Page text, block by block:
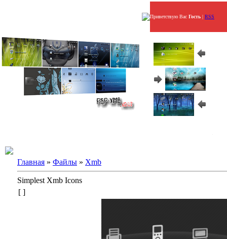
Приветствую Вас Гость | RSS
Главная » Файлы » Xmb
Simplest Xmb Icons
[ ]